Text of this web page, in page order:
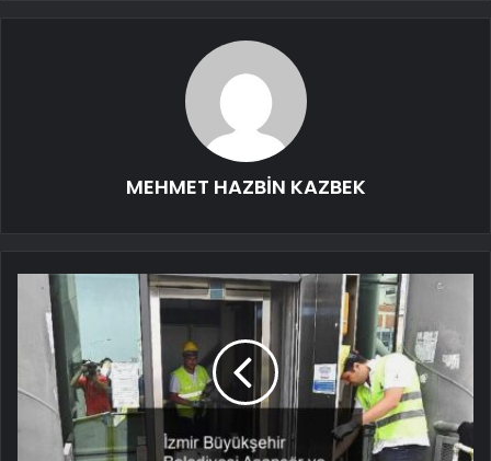
MEHMET HAZBİN KAZBEK